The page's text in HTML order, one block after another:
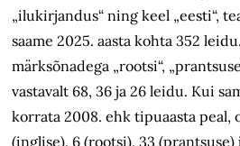
„ilukirjandus“ ning keel „eesti“,
saame 2025. aasta kohta 352
märksõnadega „rootsi“,
vastavalt 68, 36 ja 26 leidu. Kui
korrata 2008. ehk tipuaasta peal,
(inglise), 6 (rootsi), 33 (prantsuse)